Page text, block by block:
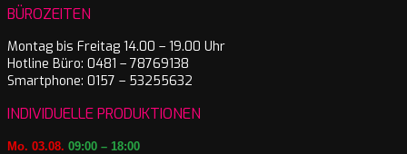
BÜROZEITEN
Montag bis Freitag 14.00 – 19.00 Uhr
Hotline Büro: 0481 – 78769138
Smartphone: 0157 – 53255632
INDIVIDUELLE PRODUKTIONEN
Mo. 03.08. 09:00 – 18:00